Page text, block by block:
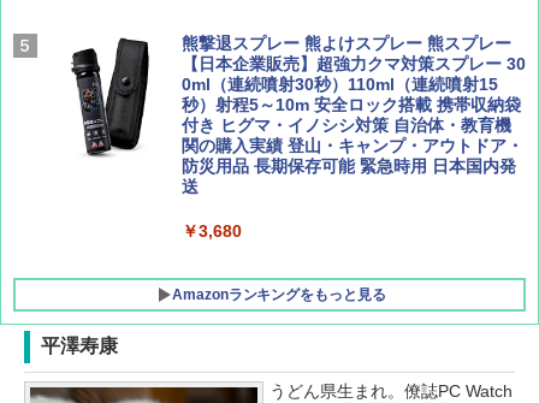
￥1,760
￥2,277
￥9,990
[キャンパーズコレクション 山善] 傘みたいに
広げるだけ パッとサッとテント キューブワ
イド ブラックコーティング フルクローズ メ
ッシュ 4人用 簡単設置 ポップアップテント P
ATCW-150B エクルベージュ
￥-
熊撃退スプレー 熊よけスプレー 熊スプレー
【日本企業販売】超強力クマ対策スプレー 30
0ml（連続噴射30秒）110ml（連続噴射15
秒）射程5～10m 安全ロック搭載 携帯収納袋
付き ヒグマ・イノシシ対策 自治体・教育機
関の購入実績 登山・キャンプ・アウトドア・
防災用品 長期保存可能 緊急時用 日本国内発
送
￥3,680
Amazonランキングをもっと見る
平澤寿康
うどん県生まれ。僚誌PC Watch